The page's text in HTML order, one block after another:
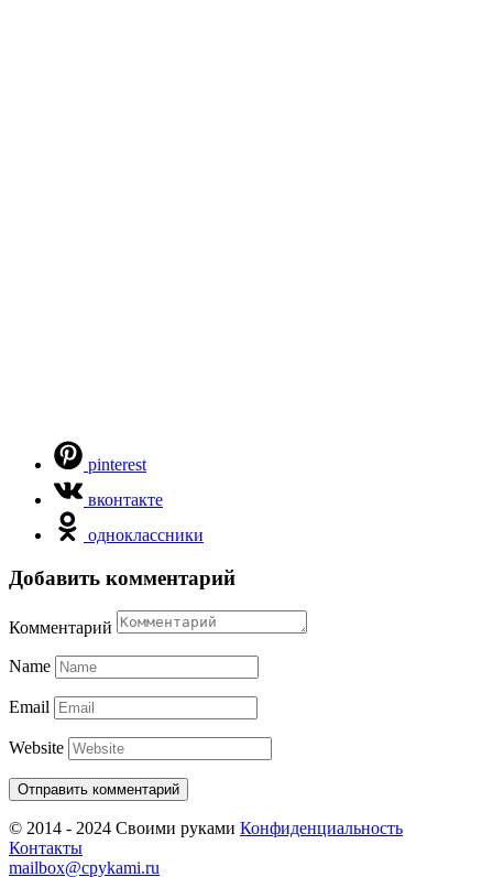
pinterest
вконтакте
одноклассники
Добавить комментарий
Комментарий
Name
Email
Website
© 2014 - 2024 Своими руками Конфиденциальность
Контакты
mailbox@cpykami.ru